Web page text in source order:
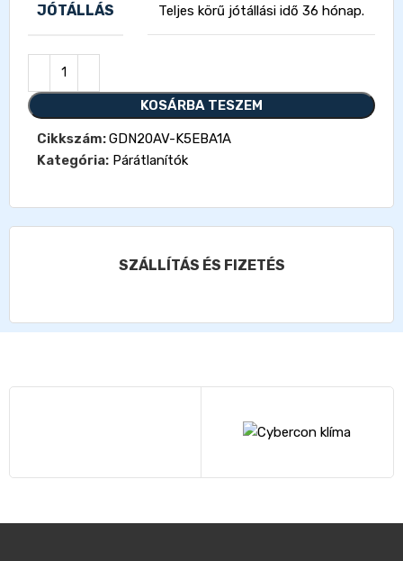
JÓTÁLLÁS Teljes körű jótállási idő 36 hónap.
KOSÁRBA TESZEM
Cikkszám:GDN20AV-K5EBA1A
Kategória: Párátlanítók
SZÁLLÍTÁS ÉS FIZETÉS